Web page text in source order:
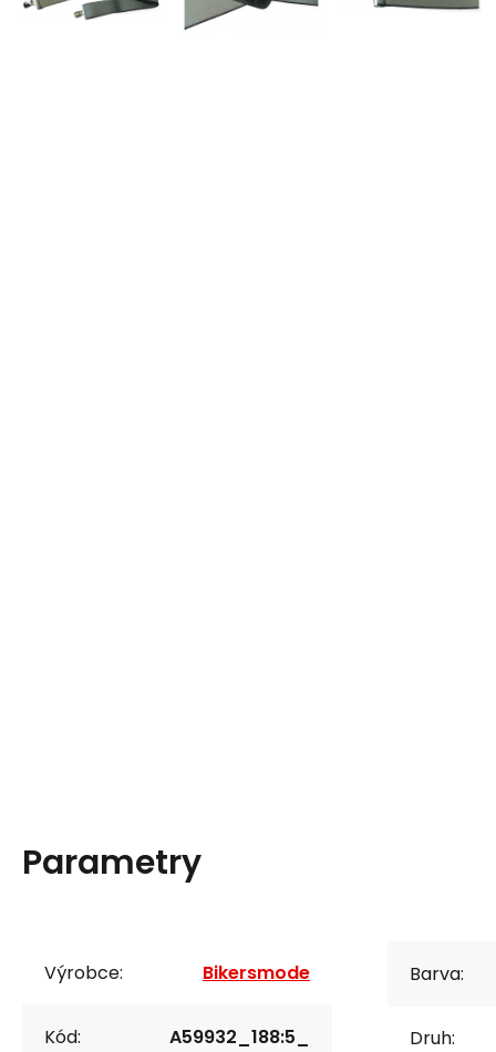
Parametry
Výrobce: Bikersmode
Kód: A59932_188:5_
Barva:
Druh: